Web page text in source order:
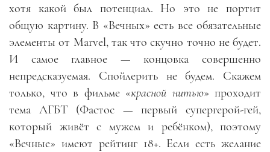
хотя какой был потенциал. Но это не портит
общую картину. В «Вечных» есть все обязательные
элементы от Marvel, так что скучно точно не будет.
И самое главное — концовка совершенно
непредсказуемая. Спойлерить не будем. Скажем
только, что в фильме «красной нитью» проходит
тема ЛГБТ (Фастос — первый супергерой-гей,
который живёт с мужем и ребёнком), поэтому
«Вечные» имеют рейтинг 18+. Если есть желание